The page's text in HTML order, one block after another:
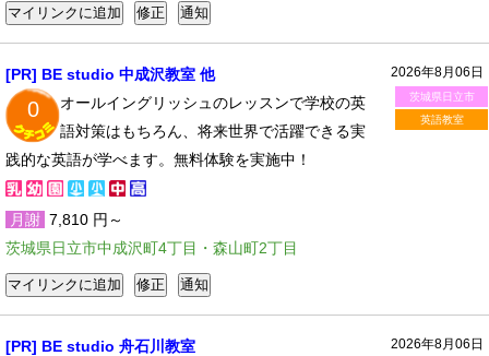
2026年8月06日
茨城県日立市
英語教室
[PR] BE studio 中成沢教室 他
0
オールイングリッシュのレッスンで学校の英
語対策はもちろん、将来世界で活躍できる実
践的な英語が学べます。無料体験を実施中！
月謝 7,810 円～
茨城県日立市中成沢町4丁目・森山町2丁目
2026年8月06日
[PR] BE studio 舟石川教室